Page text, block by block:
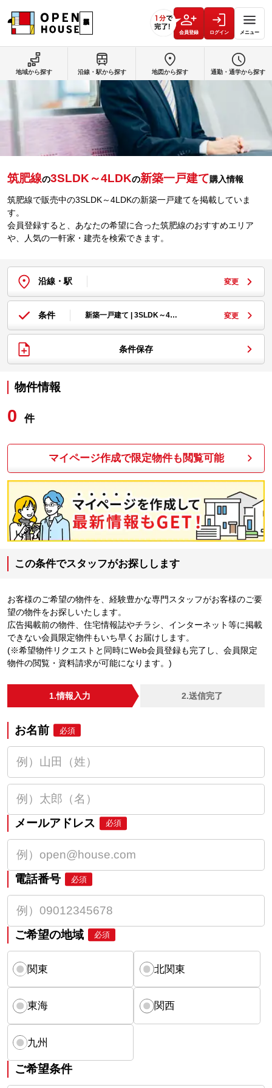
会員登録 ログイン メニュー
筑肥線の3SLDK～4LDKの新築一戸建て購入情報
筑肥線で販売中の3SLDK～4LDKの新築一戸建てを掲載していま
す。
会員登録すると、あなたの希望に合った筑肥線のおすすめエリア
や、人気の一軒家・建売を検索できます。
沿線・駅 変更
条件 新築一戸建て | 3SLDK～4… 変更
条件保存
物件情報
0 件
マイページ作成で限定物件も閲覧可能
この条件でスタッフがお探しします
お客様のご希望の物件を、経験豊かな専門スタッフがお客様のご要
望の物件をお探しいたします。
広告掲載前の物件、住宅情報誌やチラシ、インターネット等に掲載
できない会員限定物件もいち早くお届けします。
(※希望物件リクエストと同時にWeb会員登録も完了し、会員限定
物件の閲覧・資料請求が可能になります。)
1.情報入力 2.送信完了
お名前 必須
メールアドレス 必須
電話番号 必須
ご希望の地域 必須
関東 北関東
東海 関西
九州
ご希望条件
地域から探す 沿線・駅から探す 地図から探す 通勤・通学から探す